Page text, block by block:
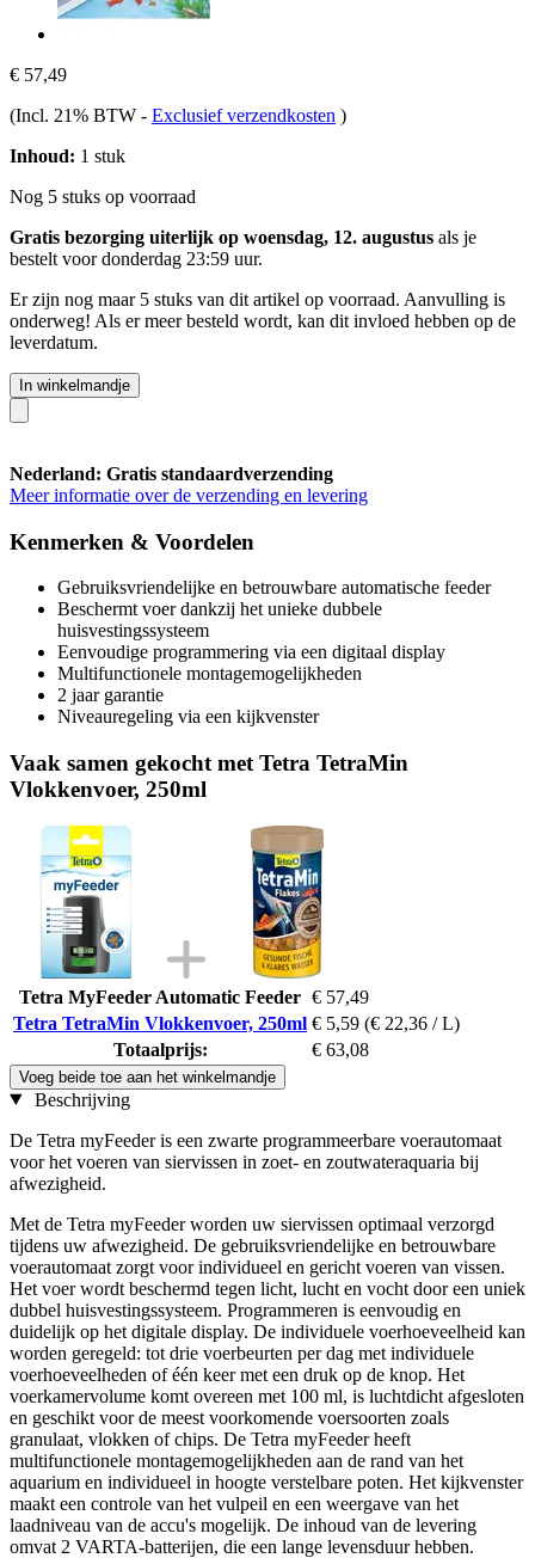
€ 57,49
(Incl. 21% BTW - Exclusief verzendkosten )
Inhoud: 1 stuk
Nog 5 stuks op voorraad
Gratis bezorging uiterlijk op woensdag, 12. augustus als je
bestelt voordonderdag 23:59 uur.
Er zijn nog maar 5 stuks van dit artikel op voorraad. Aanvulling is
onderweg! Als er meer besteld wordt, kan dit invloed hebben op de
leverdatum.
In winkelmandje
Nederland: Gratis standaardverzending
Meer informatie over de verzending en levering
Kenmerken & Voordelen
Gebruiksvriendelijke en betrouwbare automatische feeder
Beschermt voer dankzij het unieke dubbele
huisvestingssysteem
Eenvoudige programmering via een digitaal display
Multifunctionele montagemogelijkheden
2 jaar garantie
Niveauregeling via een kijkvenster
Vaak samen gekocht met Tetra TetraMin
Vlokkenvoer, 250ml
Tetra MyFeeder Automatic Feeder € 57,49
Tetra TetraMin Vlokkenvoer, 250ml € 5,59 (€ 22,36 / L)
Totaalprijs:
€ 63,08
Voeg beide toe aan het winkelmandje
Beschrijving
De Tetra myFeeder is een zwarte programmeerbare voerautomaat
voor het voeren van siervissen in zoet- en zoutwateraquaria bij
afwezigheid.
Met de Tetra myFeeder worden uw siervissen optimaal verzorgd
tijdens uw afwezigheid. De gebruiksvriendelijke en betrouwbare
voerautomaat zorgt voor individueel en gericht voeren van vissen.
Het voer wordt beschermd tegen licht, lucht en vocht door een uniek
dubbel huisvestingssysteem. Programmeren is eenvoudig en
duidelijk op het digitale display. De individuele voerhoeveelheid kan
worden geregeld: tot drie voerbeurten per dag met individuele
voerhoeveelheden of één keer met een druk op de knop. Het
voerkamervolume komt overeen met 100 ml, is luchtdicht afgesloten
en geschikt voor de meest voorkomende voersoorten zoals
granulaat, vlokken of chips. De Tetra myFeeder heeft
multifunctionele montagemogelijkheden aan de rand van het
aquarium en individueel in hoogte verstelbare poten. Het kijkvenster
maakt een controle van het vulpeil en een weergave van het
laadniveau van de accu's mogelijk. De inhoud van de levering
omvat 2 VARTA-batterijen, die een lange levensduur hebben.